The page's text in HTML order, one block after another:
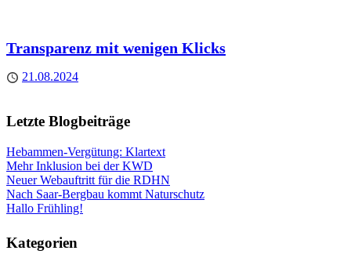
Transparenz mit wenigen Klicks
Published
21.08.2024
Letzte Blogbeiträge
Hebammen-Vergütung: Klartext
Mehr Inklusion bei der KWD
Neuer Webauftritt für die RDHN
Nach Saar-Bergbau kommt Naturschutz
Hallo Frühling!
Kategorien